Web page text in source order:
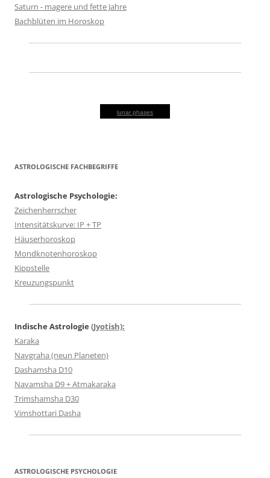
Saturn - magere und fette Jahre
Bachblüten im Horoskop
lunar phases
ASTROLOGISCHE FACHBEGRIFFE
Astrologische Psychologie:
Zeichenherrscher
Intensitätskurve: IP + TP
Häuserhoroskop
Mondknotenhoroskop
Kippstelle
Kreuzungspunkt
Indische Astrologie (Jyotish):
Karaka
Navgraha (neun Planeten)
Dashamsha D10
Navamsha D9 + Atmakaraka
Trimshamsha D30
Vimshottari Dasha
ASTROLOGISCHE PSYCHOLOGIE